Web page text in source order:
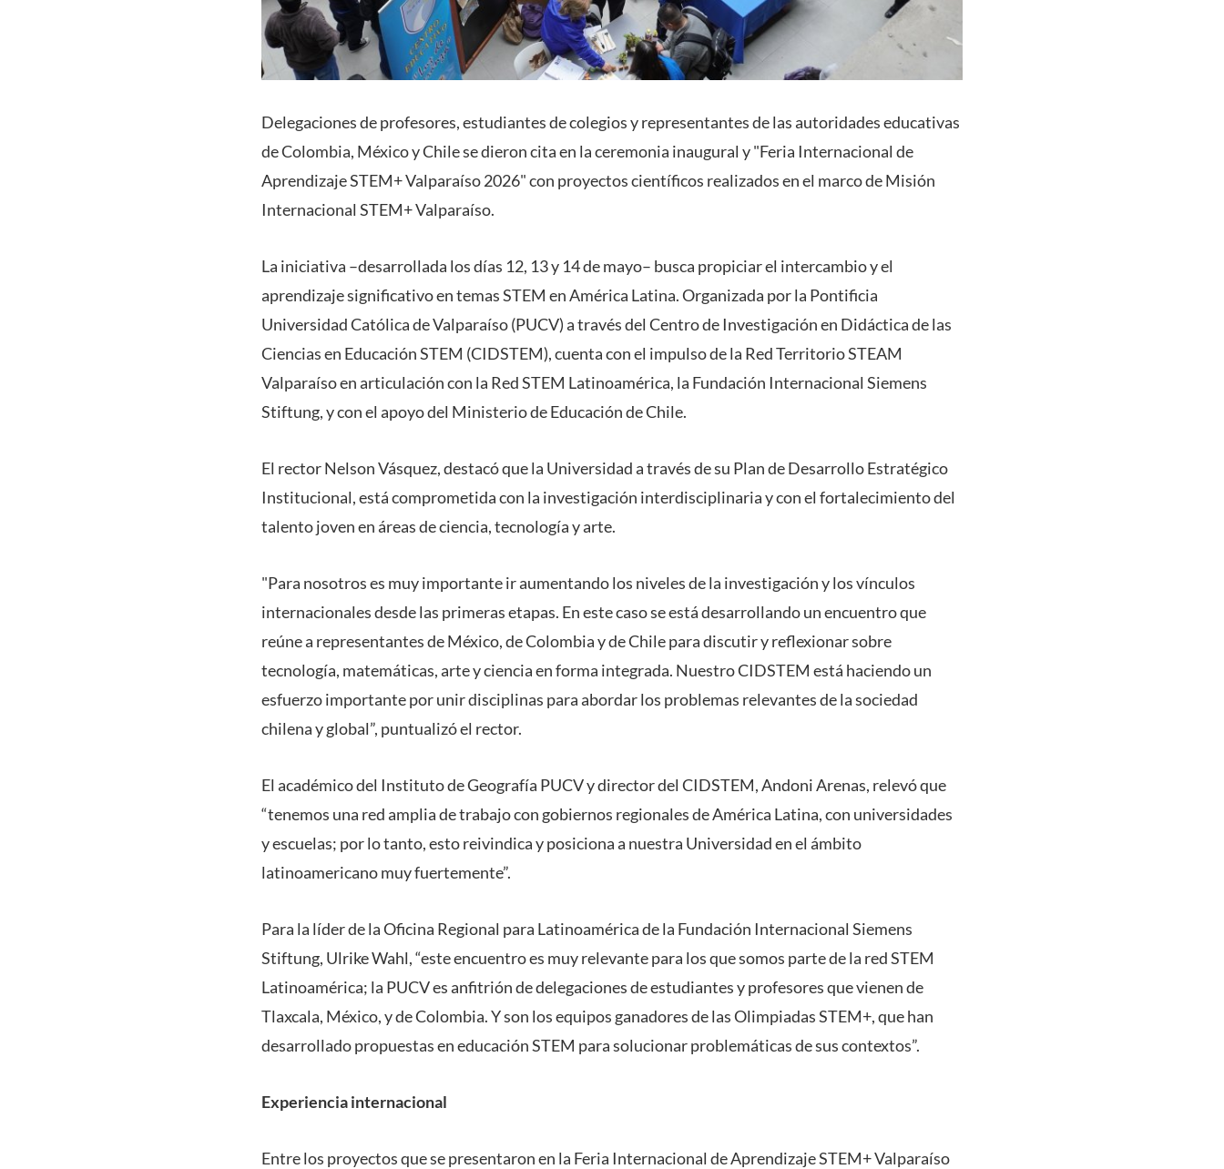
Delegaciones de profesores, estudiantes de colegios y representantes de las autoridades educativas
de Colombia, México y Chile se dieron cita en la ceremonia inaugural y "Feria Internacional de
Aprendizaje STEM+ Valparaíso 2026" con proyectos científicos realizados en el marco de Misión
Internacional STEM+ Valparaíso.
La iniciativa –desarrollada los días 12, 13 y 14 de mayo– busca propiciar el intercambio y el
aprendizaje significativo en temas STEM en América Latina. Organizada por la Pontificia
Universidad Católica de Valparaíso (PUCV) a través del Centro de Investigación en Didáctica de las
Ciencias en Educación STEM (CIDSTEM), cuenta con el impulso de la Red Territorio STEAM
Valparaíso en articulación con la Red STEM Latinoamérica, la Fundación Internacional Siemens
Stiftung, y con el apoyo del Ministerio de Educación de Chile.
El rector Nelson Vásquez, destacó que la Universidad a través de su Plan de Desarrollo Estratégico
Institucional, está comprometida con la investigación interdisciplinaria y con el fortalecimiento del
talento joven en áreas de ciencia, tecnología y arte.
"Para nosotros es muy importante ir aumentando los niveles de la investigación y los vínculos
internacionales desde las primeras etapas. En este caso se está desarrollando un encuentro que
reúne a representantes de México, de Colombia y de Chile para discutir y reflexionar sobre
tecnología, matemáticas, arte y ciencia en forma integrada. Nuestro CIDSTEM está haciendo un
esfuerzo importante por unir disciplinas para abordar los problemas relevantes de la sociedad
chilena y global”, puntualizó el rector.
El académico del Instituto de Geografía PUCV y director del CIDSTEM, Andoni Arenas, relevó que
“tenemos una red amplia de trabajo con gobiernos regionales de América Latina, con universidades
y escuelas; por lo tanto, esto reivindica y posiciona a nuestra Universidad en el ámbito
latinoamericano muy fuertemente”.
Para la líder de la Oficina Regional para Latinoamérica de la Fundación Internacional Siemens
Stiftung, Ulrike Wahl, “este encuentro es muy relevante para los que somos parte de la red STEM
Latinoamérica; la PUCV es anfitrión de delegaciones de estudiantes y profesores que vienen de
Tlaxcala, México, y de Colombia. Y son los equipos ganadores de las Olimpiadas STEM+, que han
desarrollado propuestas en educación STEM para solucionar problemáticas de sus contextos”.
Experiencia internacional
Entre los proyectos que se presentaron en la Feria Internacional de Aprendizaje STEM+ Valparaíso